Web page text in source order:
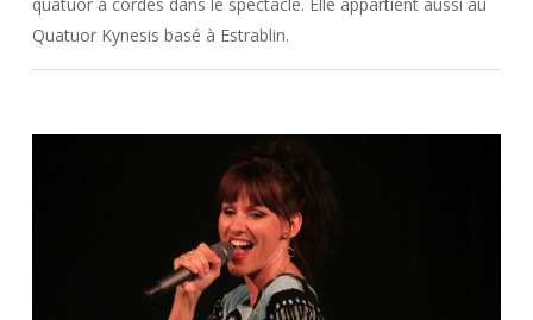
Quatuor Kynesis basé à Estrablin.